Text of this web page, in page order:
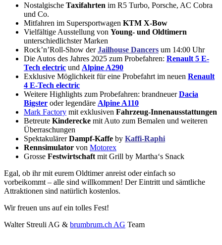
Nostalgische Taxifahrten im R5 Turbo, Porsche, AC Cobra
und Co.
Mitfahren im Supersportwagen KTM X-Bow
Vielfältige Ausstellung von Young- und Oldtimern
unterschiedlichster Marken
Rock’n’Roll-Show derJailhouse Dancers um 14:00 Uhr
Die Autos des Jahres 2025 zum Probefahren: Renault 5 E-
Tech electric und Alpine A290
Exklusive Möglichkeit für eine Probefahrt im neuen Renault
4 E-Tech electric
Weitere Highlights zum Probefahren: brandneuerDacia
Bigster oder legendäre Alpine A110
Mark Factory mit exklusiven Fahrzeug-Innenausstattungen
Betreute Kinderecke mit Auto zum Bemalen und weiteren
Überraschungen
SpektakulärerDampf-Kaffe by Kaffi-Raphi
Rennsimulator von Motorex
Grosse Festwirtschaft mit Grill by Martha‘s Snack
Egal, ob ihr mit eurem Oldtimer anreist oder einfach so
vorbeikommt – alle sind willkommen! Der Eintritt und sämtliche
Attraktionen sind natürlich kostenlos.
Wir freuen uns auf ein tolles Fest!
Walter Streuli AG & brumbrum.ch AG Team